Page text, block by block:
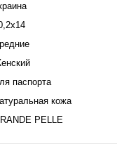
паспорта
кожа
PELLE